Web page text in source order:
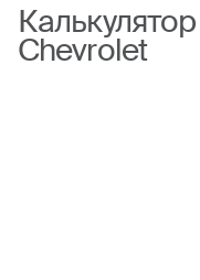
Chevrolet